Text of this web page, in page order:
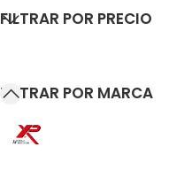
FILTRAR POR PRECIO
FILTRAR POR MARCA